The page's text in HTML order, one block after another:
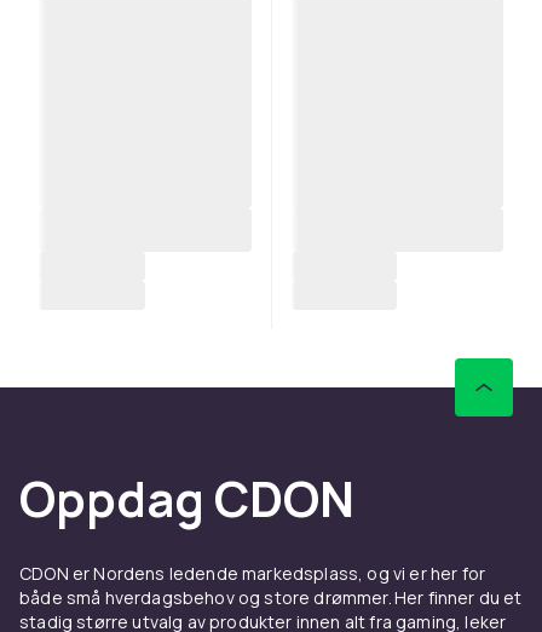
Oppdag CDON
CDON er Nordens ledende markedsplass, og vi er her for
både små hverdagsbehov og store drømmer. Her finner du et
stadig større utvalg av produkter innen alt fra gaming, leker